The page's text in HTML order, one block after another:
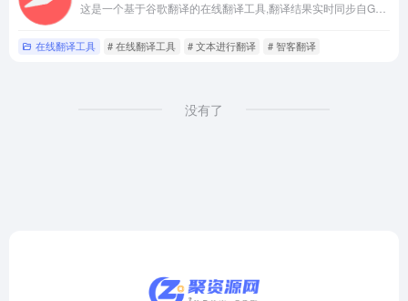
在线翻译工具 # 在线翻译工具 # 文本进行翻译 # 智客翻译
没有了